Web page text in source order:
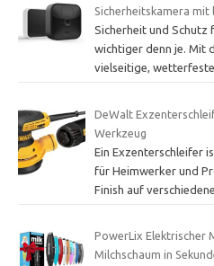
Sicherheitskamera
Sicherheit und Schutz
wichtiger denn je. Mit
vielseitige, wetterfeste
DeWalt
Werkzeug
Ein Exzenterschleifer
für Heimwerker und
Finish auf
PowerLix Elektrischer
Milchschaum in